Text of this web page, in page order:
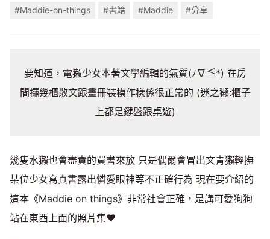
#Maddie-on-things #書籍 #Maddie #分享
要知道，電獺少女本著文學編輯的氣質(ﾉ∇≦*) 在房
間擺幾櫃散文跟畫冊裝模作樣係很正常的 (迷之獺:櫃子
上都是鍵盤跟桌遊)
幾隻水獺也會盡責的買書來放 只是偶爾會冒出文青獺輕撫
某位少女寫真書露出憐愛眼神等不正確行為 現在要介紹的
這本《Maddie on things》非常社會正確，是講可愛狗狗
站在東西上面的照片集♥